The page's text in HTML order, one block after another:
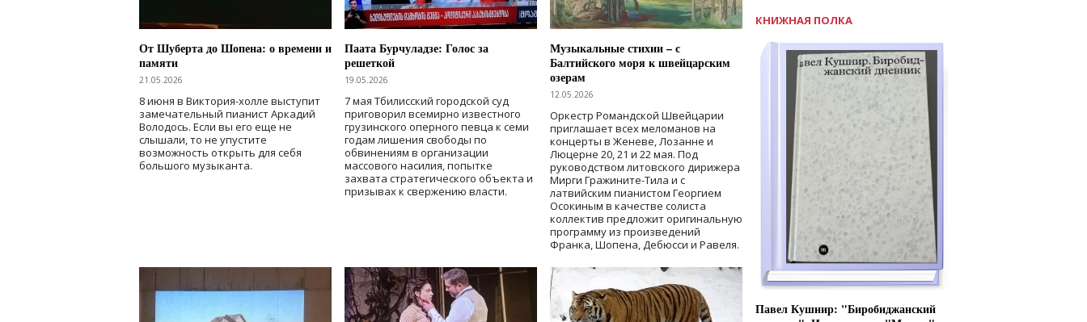
От Шуберта до Шопена: о времени и
памяти
21.05.2026
8 июня в Виктория-холле выступит
замечательный пианист Аркадий
Володось. Если вы его еще не
слышали, то не упустите
возможность открыть для себя
большого музыканта.
Паата Бурчуладзе: Голос за
решеткой
19.05.2026
7 мая Тбилисский городской суд
приговорил всемирно известного
грузинского оперного певца к семи
годам лишения свободы по
обвинениям в организации
массового насилия, попытке
захвата стратегического объекта и
призывах к свержению власти.
Музыкальные стихии – с
Балтийского моря к швейцарским
озерам
12.05.2026
Оркестр Романдской Швейцарии
приглашает всех меломанов на
концерты в Женеве, Лозанне и
Люцерне 20, 21 и 22 мая. Под
руководством литовского дирижера
Мирги Гражините-Тила и с
латвийским пианистом Георгием
Осокиным в качестве солиста
коллектив предложит оригинальную
программу из произведений
Франка, Шопена, Дебюсси и Равеля.
КНИЖНАЯ ПОЛКА
Павел Кушнир: "Биробиджанский